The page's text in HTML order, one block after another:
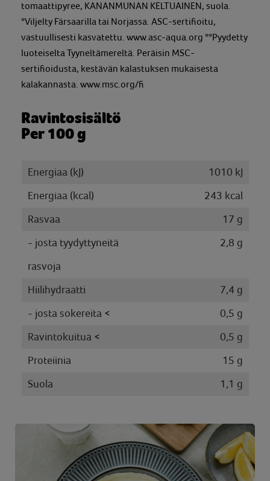
tomaattipyree, KANANMUNAN KELTUAINEN, suola.
*Viljelty Färsaarilla tai Norjassa. ASC-sertifioitu,
vastuullisesti kasvatettu. www.asc-aqua.org **Pyydetty
luoteiselta Tyyneltämereltä. Peräisin MSC-
sertifioidusta, kestävän kalastuksen mukaisesta
kalakannasta. www.msc.org/fi
Ravintosisältö
Per 100 g
Energiaa (kJ)
1010 kJ
Energiaa (kcal)
243 kcal
Rasvaa
17 g
- josta tyydyttyneitä
rasvoja
2,8 g
Hiilihydraatti
7,4 g
- josta sokereita <
0,5 g
Ravintokuitua <
0,5 g
Proteiinia
15 g
Suola
1,1 g